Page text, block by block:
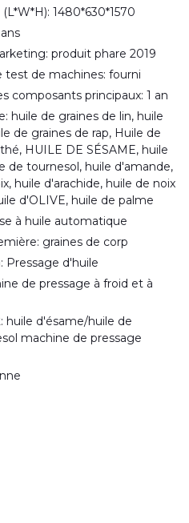
1480*630*1570
produit phare 2019
test de machines: fourni
composants principaux: 1 an
huile de graines de lin, huile
de graines de rap, Huile de
HUILE DE SÉSAME, huile
de tournesol, huile d'amande,
huile d'arachide, huile de noix
d'OLIVE, huile de palme
à huile automatique
graines de corp
Pressage d'huile
de pressage à froid et à
huile d'ésame/huile de
machine de pressage